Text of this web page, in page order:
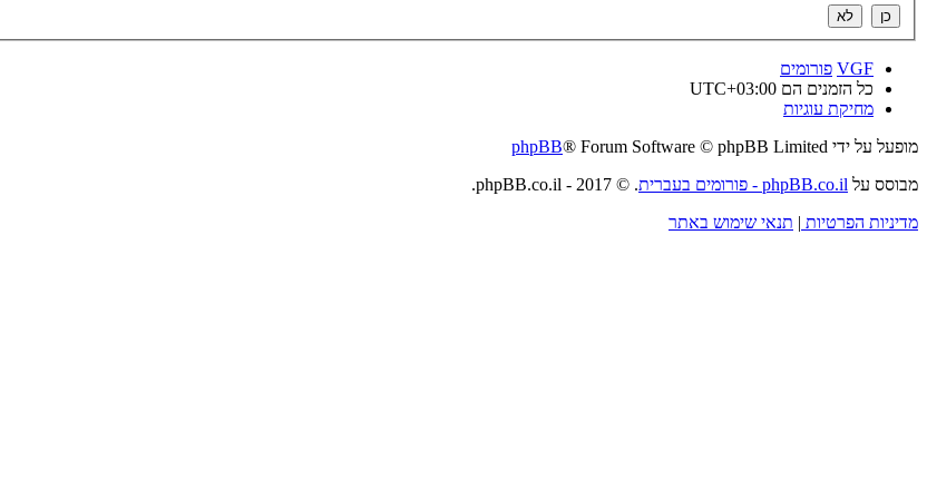
VGF פורומים
כל הזמנים הם UTC+03:00
מחיקת עוגיות
מופעל על ידי
phpBB® Forum Software © phpBB Limited
מבוסס על phpBB.co.il - פורומים בעברית
. © 2017 - phpBB.co.il.
מדיניות הפרטיות | תנאי שימוש באתר